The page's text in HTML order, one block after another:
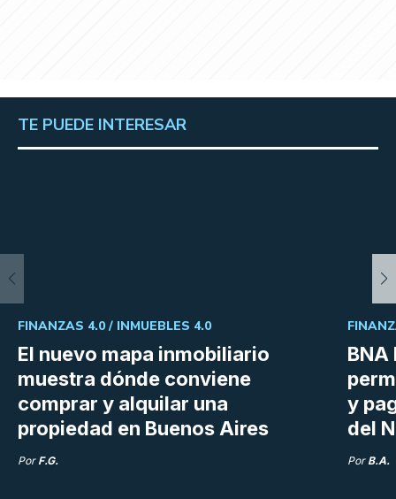
TE PUEDE INTERESAR
El nuevo mapa inmobiliario
muestra dónde conviene
comprar y alquilar una
propiedad en Buenos Aires
FINANZAS 4.0 / INMUEBLES 4.0
Por F.G.
BNA
y
del
Por B.A.